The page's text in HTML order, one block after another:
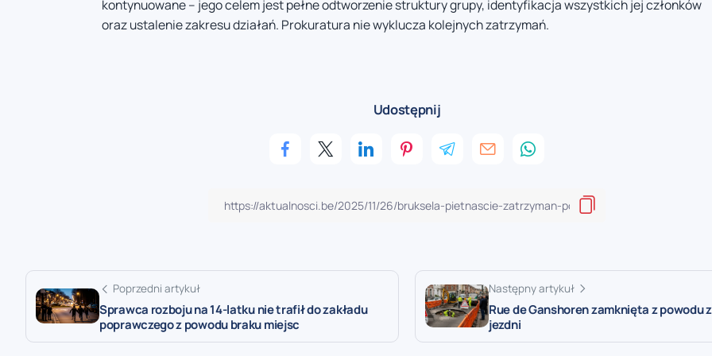
kontynuowane – jego celem jest pełne odtworzenie struktury grupy, identyfikacja wszystkich jej członków
oraz ustalenie zakresu działań. Prokuratura nie wyklucza kolejnych zatrzymań.
Udostępnij
Poprzedni artykuł
Sprawca rozboju na 14-latku nie trafił do zakładu
poprawczego z powodu braku miejsc
Następny artykuł
Rue de Ganshoren zamknięta z powodu
jezdni